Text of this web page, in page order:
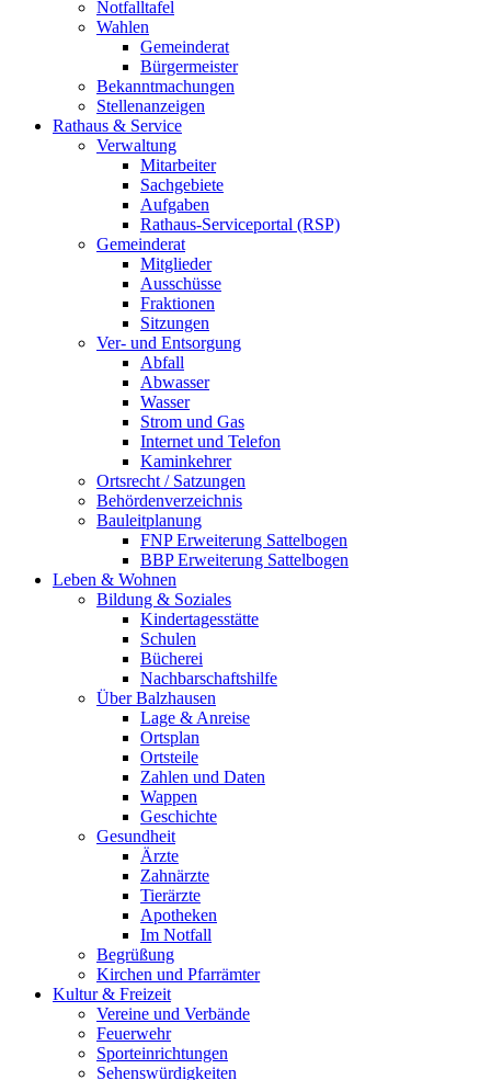
Notfalltafel
Wahlen
Gemeinderat
Bürgermeister
Bekanntmachungen
Stellenanzeigen
Rathaus & Service
Verwaltung
Mitarbeiter
Sachgebiete
Aufgaben
Rathaus-Serviceportal (RSP)
Gemeinderat
Mitglieder
Ausschüsse
Fraktionen
Sitzungen
Ver- und Entsorgung
Abfall
Abwasser
Wasser
Strom und Gas
Internet und Telefon
Kaminkehrer
Ortsrecht / Satzungen
Behördenverzeichnis
Bauleitplanung
FNP Erweiterung Sattelbogen
BBP Erweiterung Sattelbogen
Leben & Wohnen
Bildung & Soziales
Kindertagesstätte
Schulen
Bücherei
Nachbarschaftshilfe
Über Balzhausen
Lage & Anreise
Ortsplan
Ortsteile
Zahlen und Daten
Wappen
Geschichte
Gesundheit
Ärzte
Zahnärzte
Tierärzte
Apotheken
Im Notfall
Begrüßung
Kirchen und Pfarrämter
Kultur & Freizeit
Vereine und Verbände
Feuerwehr
Sporteinrichtungen
Sehenswürdigkeiten